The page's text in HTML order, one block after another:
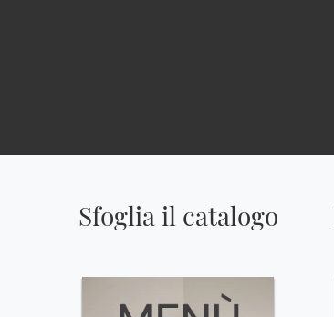
Sfoglia il catalogo